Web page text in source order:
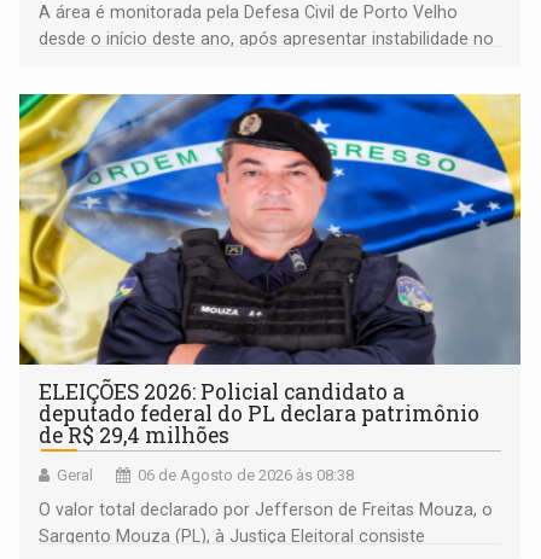
A área é monitorada pela Defesa Civil de Porto Velho
desde o início deste ano, após apresentar instabilidade no
ELEIÇÕES 2026: Policial candidato a
deputado federal do PL declara patrimônio
de R$ 29,4 milhões
Geral 06 de Agosto de 2026 às 08:38
O valor total declarado por Jefferson de Freitas Mouza, o
Sargento Mouza (PL), à Justiça Eleitoral consiste